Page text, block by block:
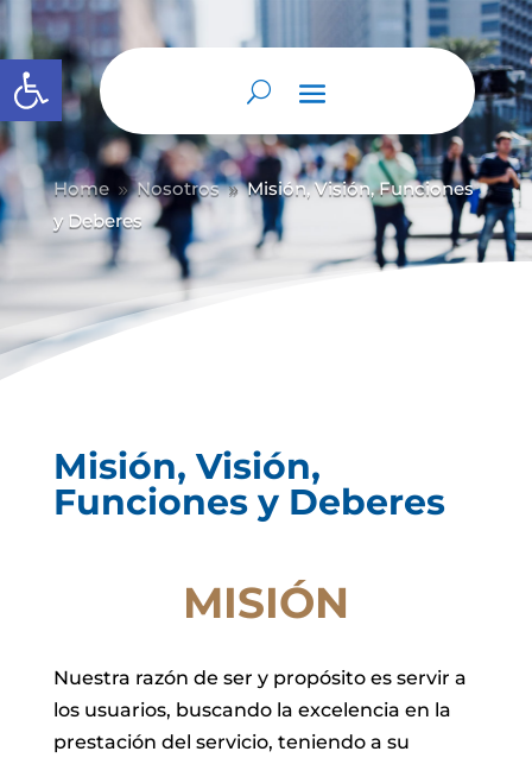
Abrir barra de herramientas
Home 9 Nosotros 9 Misión, Visión, Funciones
y Deberes
Misión, Visión,
Funciones y Deberes
MISIÓN
Nuestra razón de ser y propósito es servir a
los usuarios, buscando la excelencia en la
prestación del servicio, teniendo a su